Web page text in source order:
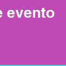
evento